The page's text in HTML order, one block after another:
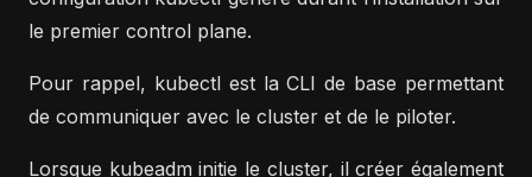
le premier control plane.
Pour rappel, kubectl est la CLI de base permettant
de communiquer avec le cluster et de le piloter.
Lorsque kubeadm initie le cluster, il créer également